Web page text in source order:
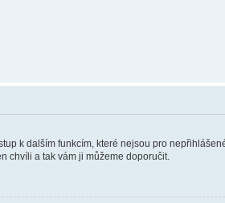
k dalším funkcím, které nejsou pro
chvíli a tak vám ji můžeme doporučit.